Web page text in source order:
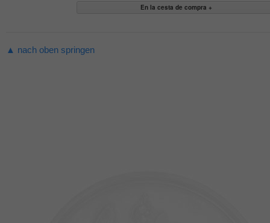
▲ nach oben springen